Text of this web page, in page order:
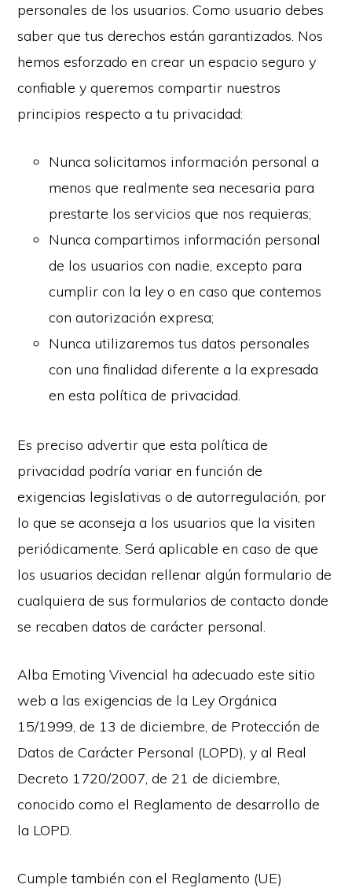
personales de los usuarios. Como usuario debes
saber que tus derechos están garantizados. Nos
hemos esforzado en crear un espacio seguro y
confiable y queremos compartir nuestros
principios respecto a tu privacidad:
Nunca solicitamos información personal a
menos que realmente sea necesaria para
prestarte los servicios que nos requieras;
Nunca compartimos información personal
de los usuarios con nadie, excepto para
cumplir con la ley o en caso que contemos
con autorización expresa;
Nunca utilizaremos tus datos personales
con una finalidad diferente a la expresada
en esta política de privacidad.
Es preciso advertir que esta política de
privacidad podría variar en función de
exigencias legislativas o de autorregulación, por
lo que se aconseja a los usuarios que la visiten
periódicamente. Será aplicable en caso de que
los usuarios decidan rellenar algún formulario de
cualquiera de sus formularios de contacto donde
se recaben datos de carácter personal.
Alba Emoting Vivencial ha adecuado este sitio
web a las exigencias de la Ley Orgánica
15/1999, de 13 de diciembre, de Protección de
Datos de Carácter Personal (LOPD), y al Real
Decreto 1720/2007, de 21 de diciembre,
conocido como el Reglamento de desarrollo de
la LOPD.
Cumple también con el Reglamento (UE)